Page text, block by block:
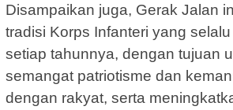
Disampaikan juga, Gerak Jalan
tradisi Korps Infanteri yang
setiap tahunnya, dengan tujuan
semangat patriotisme dan
dengan rakyat, serta